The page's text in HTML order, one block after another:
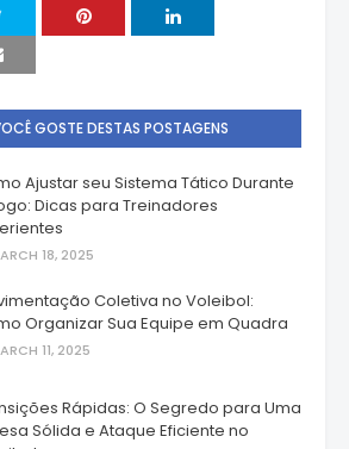
GOSTE DESTAS POSTAGENS
Ajustar seu Sistema Tático Durante
Dicas para Treinadores
18, 2025
Coletiva no Voleibol:
Organizar Sua Equipe em Quadra
11, 2025
Rápidas: O Segredo para Uma
Sólida e Ataque Eficiente no